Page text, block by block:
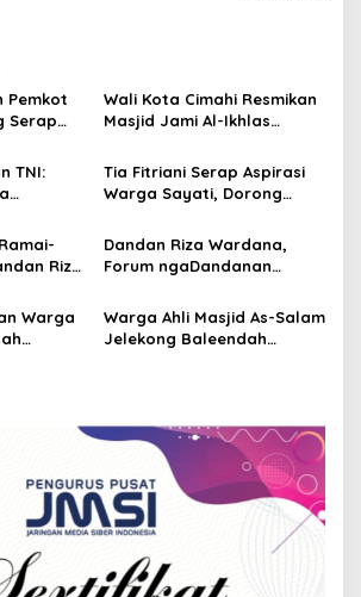
Pemkot
Serap
Wali Kota Cimahi Resmikan
Masjid Jami Al-Ikhlas
Royong Warga
TNI:
Tia Fitriani Serap Aspirasi
Warga Sayati, Dorong
Infrastruktur dan
Pendidikan
Riza
Dandan Riza Wardana,
Forum ngaDandanan
bersama Warga
Ciumbuleuit
Warga
Warga Ahli Masjid As-Salam
Jelekong Baleendah